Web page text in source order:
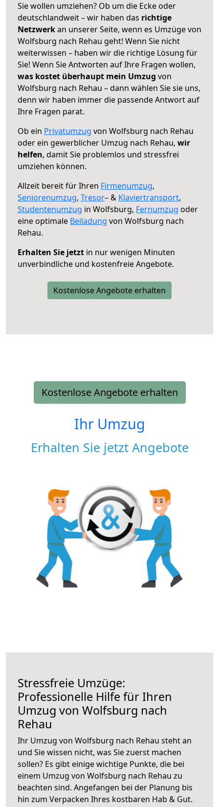
Sie wollen umziehen? Ob um die Ecke oder
deutschlandweit – wir haben das richtige
Netzwerkan unserer Seite, wenn es Umzüge von
Wolfsburg nach Rehau geht! Wenn Sie nicht
weiterwissen – haben wir die richtige Lösung für
Sie! Wenn Sie Antworten auf Ihre Fragen wollen,
was kostet überhaupt mein Umzug von
Wolfsburg nach Rehau – dann wählen Sie sie uns,
denn wir haben immer die passende Antwort auf
Ihre Fragen parat.
Ob ein Privatumzug von Wolfsburg nach Rehau
oder ein gewerblicher Umzug nach Rehau, wir
helfen, damit Sie problemlos und stressfrei
umziehen können.
Allzeit bereit für Ihren Firmenumzug,
Seniorenumzug, Tresor– & Klaviertransport,
Studentenumzug in Wolfsburg, Fernumzug oder
eine optimale Beiladung von Wolfsburg nach
Rehau.
Erhalten Sie jetzt in nur wenigen Minuten
unverbindliche und kostenfreie Angebote.
Kostenlose Angebote erhalten
Kostenlose Angebote erhalten
Ihr Umzug
Erhalten Sie jetzt Angebote
Stressfreie Umzüge:
Professionelle Hilfe für Ihren
Umzug von Wolfsburg nach
Rehau
Ihr Umzug von Wolfsburg nach Rehau steht an
und Sie wissen nicht, was Sie zuerst machen
sollen? Es gibt einige wichtige Punkte, die bei
einem Umzug von Wolfsburg nach Rehau zu
beachten sind. Angefangen bei der Planung bis
hin zum Verpacken Ihres kostbaren Hab & Gut.